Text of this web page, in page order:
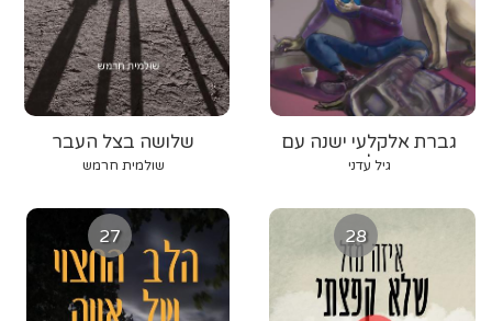
שלושה בצל העבר
שולמית חרמש
גברת אלקלעי ישנה עם
נעליים
גיל עדני
27 28